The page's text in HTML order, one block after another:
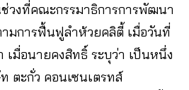
วงที่คณะกรรมาธิการการพัฒนา
มการฟื้นฟูลำห้วยคลิตี้ เมื่อวันที่
มื่อนายคงสิทธิ์ ระบุว่า เป็นหนึ่ง
ตะกั่ว คอนเซนเตรทส์